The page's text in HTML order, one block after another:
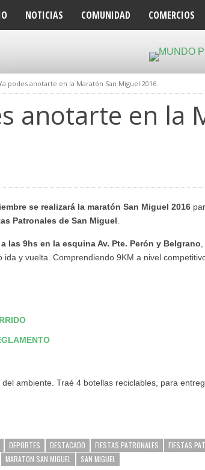
NOTICIAS COMUNIDAD COMERCIOS
podes anotarte en la Maratón San Miguel 2016
anotarte en la
se realizará la maratón San Miguel 2016
Patronales de San Miguel
las 9hs en la esquina Av. Pte. Perón y Belgrano
ida y vuelta. Comprendiendo 9KM a nivel
ambiente. Traé 4 botellas reciclables, para
DEPORTES DESTACADO FIESTAS PATRONALES
FIESTAS
MARATON SAN MIGUEL SAN MIGUEL